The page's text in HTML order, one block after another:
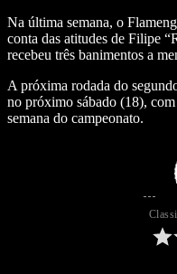
Na última semana, o
conta das atitudes de Filipe
recebeu três banimentos a
A próxima rodada do
no próximo sábado (18),
semana do campeonato.